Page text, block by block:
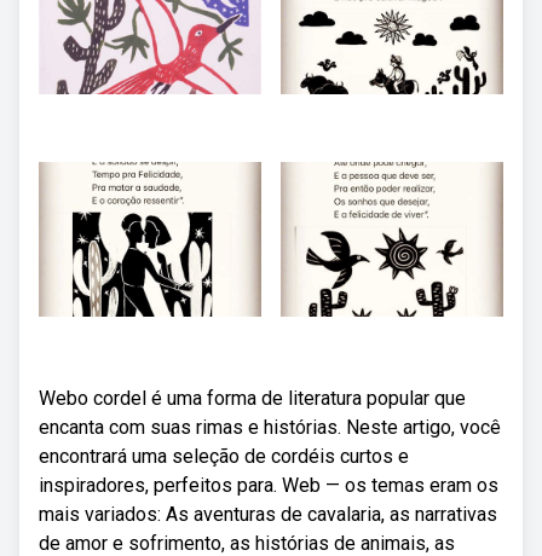
Webo cordel é uma forma de literatura popular que
encanta com suas rimas e histórias. Neste artigo, você
encontrará uma seleção de cordéis curtos e
inspiradores, perfeitos para. Web — os temas eram os
mais variados: As aventuras de cavalaria, as narrativas
de amor e sofrimento, as histórias de animais, as